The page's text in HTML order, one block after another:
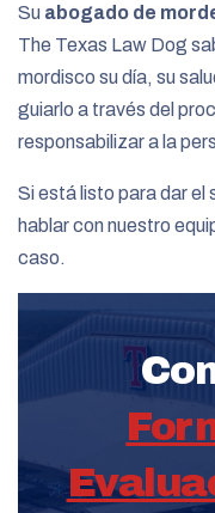
Su abogado de
The Texas Law Dog
mordisco su día, su
guiarlo a través del
responsabilizar a la
Si está listo para dar
hablar con nuestro
caso.